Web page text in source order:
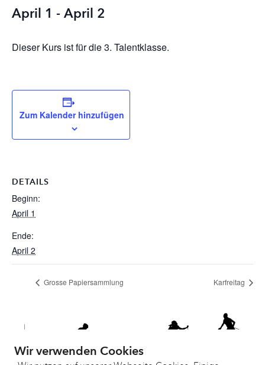
April 1 - April 2
Dieser Kurs ist für die 3. Talentklasse.
Zum Kalender hinzufügen
DETAILS
Beginn:
April 1
Ende:
April 2
Grosse Papiersammlung Karfreitag
Wir verwenden Cookies